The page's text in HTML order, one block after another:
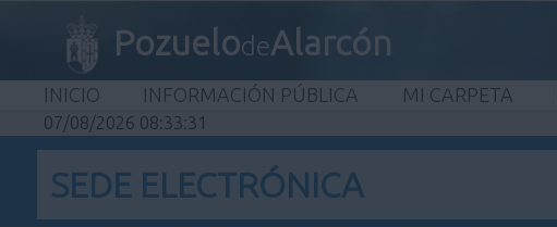
PozuelodeAlarcón
INICIO INFORMACIÓN PÚBLICA MI CARPETA
07/08/2026 08:33:31
SEDE ELECTRÓNICA